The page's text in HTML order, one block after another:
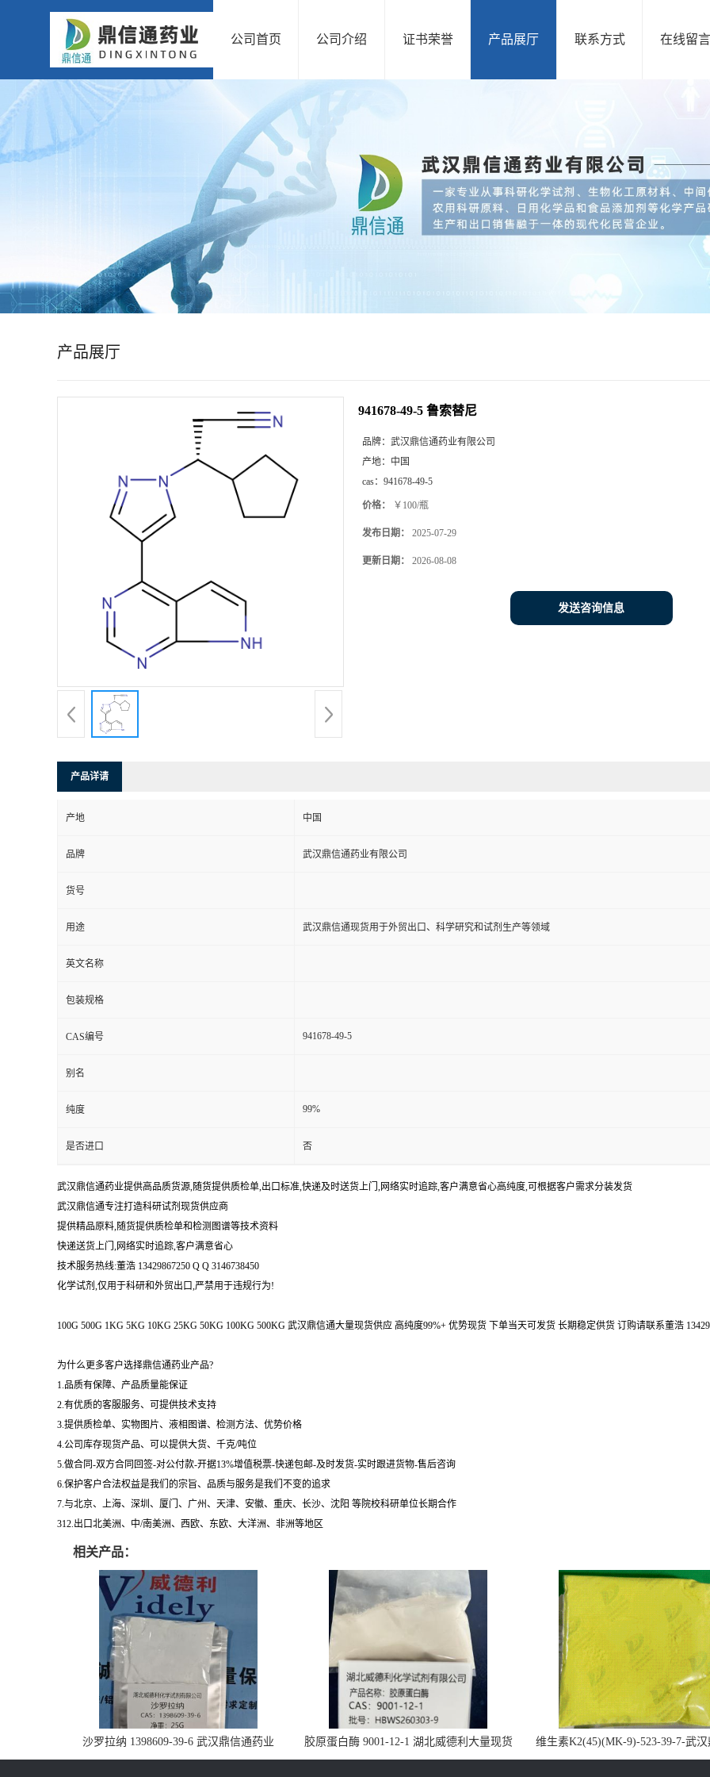
公司首页 公司介绍 证书荣誉 产品展厅 联系方式 在线留言
产品展厅
941678-49-5 鲁索替尼
品牌： 武汉鼎信通药业有限公司
产地： 中国
cas： 941678-49-5
价格： ￥100/瓶
发布日期： 2025-07-29
更新日期： 2026-08-08
发送咨询信息
产品详请
产地 中国
品牌 武汉鼎信通药业有限公司
货号
用途 武汉鼎信通现货用于外贸出口、科学研究和试剂生产等领域
英文名称
包装规格
CAS编号 941678-49-5
别名
纯度 99%
是否进口 否
武汉鼎信通药业提供高品质货源,随货提供质检单,出口标准,快递及时送货上门,网络实时追踪,客户满意省心高纯度,可根据客户需求分装发货
武汉鼎信通专注打造科研试剂现货供应商
提供精品原料,随货提供质检单和检测图谱等技术资料
快递送货上门,网络实时追踪,客户满意省心
技术服务热线:董浩 13429867250 Q Q 3146738450
化学试剂,仅用于科研和外贸出口,严禁用于违规行为!
100G 500G 1KG 5KG 10KG 25KG 50KG 100KG 500KG 武汉鼎信通大量现货供应 高纯度99%+ 优势现货 下单当天可发货 长期稳定供货 订购请联系董浩
为什么更多客户选择鼎信通药业产品?
1.品质有保障、产品质量能保证
2.有优质的客服服务、可提供技术支持
3.提供质检单、实物图片、液相图谱、检测方法、优势价格
4.公司库存现货产品、可以提供大货、千克/吨位
5.做合同-双方合同回签-对公付款-开据13%增值税票-快递包邮-及时发货-实时跟进货物-售后咨询
6.保护客户合法权益是我们的宗旨、品质与服务是我们不变的追求
7.与北京、上海、深圳、厦门、广州、天津、安徽、重庆、长沙、沈阳 等院校科研单位长期合作
312.出口北美洲、中/南美洲、西欧、东欧、大洋洲、非洲等地区
相关产品：
沙罗拉纳 1398609-39-6 武汉鼎信通药业
胶原蛋白酶 9001-12-1 湖北威德利大量现货
供应
维生素K2(45)(MK-9)-523-39-7-武汉
药业大量现货供应